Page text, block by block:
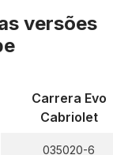
versões
Carrera Evo
Cabriolet
035020-6